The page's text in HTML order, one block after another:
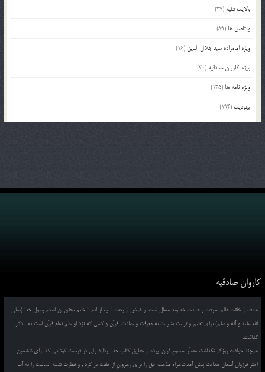
ولایت فقیه (37)
ویتامین ها (89)
ویژه امامزاده سید جلال الدین (16)
ویژه کاروان صادقیه (30)
ویژه نامه ها (135)
یهودیت (194)
کاروان صادقیه
هدف از خلقت عالم معرفت و عبادت خداوند متعال است, و غرض از بعثت انبیاء از آدم تا خاتم تحقق آن است, رسول خدا (صلی
الله علیه و آله و سلم) برای تعلیم و تربیت بشریّت به معرفت و عبادت ,قرآن و کسی که نزد او علم تمام قرآن است به یادگار
گذاشت.
هرچند حوادث روزگار نگذاشت مفسّر معصومِ قرآن, پرده از حقایق کتاب خدا بردارد ولی در فرصت کوتاهی که برای ششمین
اختر فرزوان آسمان هدایت پیش آمد,شاهراه مذهب حق را برای رهروانِ از خلقت باز کرد , و فطرت تشنه انسانیت را به آب